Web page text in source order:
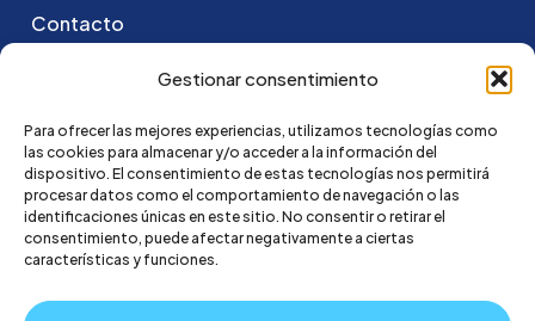
Gestionar consentimiento
Para ofrecer las mejores experiencias, utilizamos tecnologías como
las cookies para almacenar y/o acceder a la información del
dispositivo. El consentimiento de estas tecnologías nos permitirá
procesar datos como el comportamiento de navegación o las
identificaciones únicas en este sitio. No consentir o retirar el
consentimiento, puede afectar negativamente a ciertas
características y funciones.
Contacto
Puedes ponerte en contacto con nosotros
hola@credi4me.com